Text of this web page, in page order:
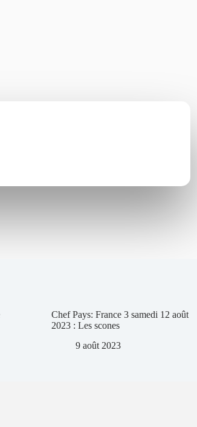
Chef Pays: France 3 samedi 12 août
2023 : Les scones
9 août 2023